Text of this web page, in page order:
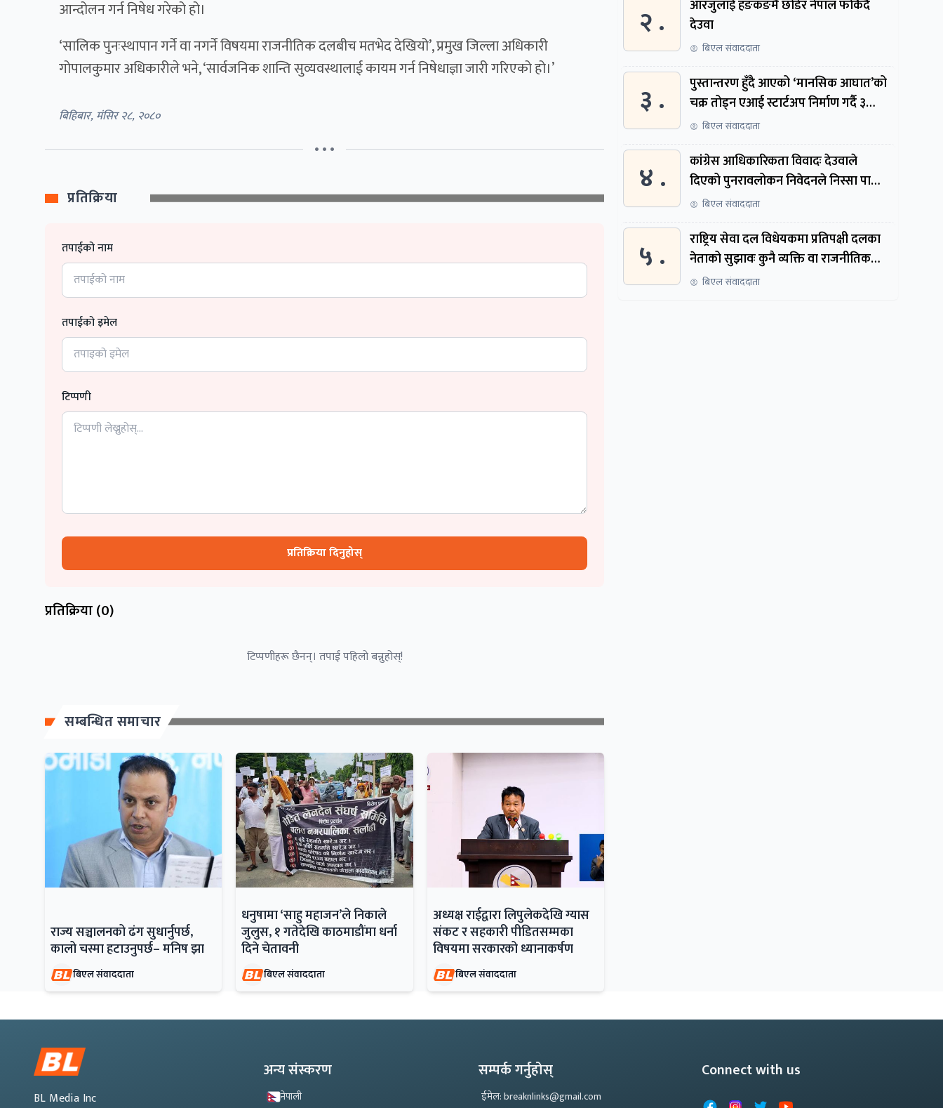
आन्दोलन गर्न निषेध गरेको हो।
‘सालिक पुनःस्थापान गर्ने वा नगर्ने विषयमा राजनीतिक दलबीच मतभेद देखियो’, प्रमुख जिल्ला अधिकारी
गोपालकुमार अधिकारीले भने, ‘सार्वजनिक शान्ति सुव्यवस्थालाई कायम गर्न निषेधाज्ञा जारी गरिएको हो।’
बिहिबार, मंसिर २८, २०८०
• • •
प्रतिक्रिया
तपाईको नाम
तपाईको इमेल
टिप्पणी
प्रतिक्रिया दिनुहोस्
प्रतिक्रिया (0)
टिप्पणीहरू छैनन्। तपाईं पहिलो बन्नुहोस्!
सम्बन्धित समाचार
राज्य सञ्चालनको ढंग सुधार्नुपर्छ,
कालो चस्मा हटाउनुपर्छ– मनिष झा
बिएल संवाददाता
धनुषामा ‘साहु महाजन’ले निकाले
जुलुस, १ गतेदेखि काठमाडौंमा धर्ना
दिने चेतावनी
बिएल संवाददाता
अध्यक्ष राईद्वारा लिपुलेकदेखि ग्यास
संकट र सहकारी पीडितसम्मका
विषयमा सरकारको ध्यानाकर्षण
बिएल संवाददाता
२ .
आरजुलाई हङकङमै छोडेर नेपाल फर्किँदै
देउवा
बिएल संवाददाता
३ .
पुस्तान्तरण हुँदै आएको ‘मानसिक आघात’को
चक्र तोड्न एआई स्टार्टअप निर्माण गर्दै ३
नेपाली
बिएल संवाददाता
४ .
कांग्रेस आधिकारिकता विवादः देउवाले
दिएको पुनरावलोकन निवेदनले निस्सा पायो,
फेरि सुरुदेखि सुनुवाइ हुने
बिएल संवाददाता
५ .
राष्ट्रिय सेवा दल विधेयकमा प्रतिपक्षी दलका
नेताको सुझावः कुनै व्यक्ति वा राजनीतिक
नेतृत्वबाट निर्देशित हुने संस्था नबनोस्
बिएल संवाददाता
BL Media Inc
अन्य संस्करण
नेपाली
सम्पर्क गर्नुहोस्
ईमेल: breaknlinks@gmail.com
Connect with us